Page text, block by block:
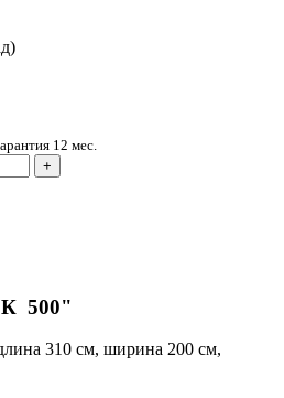
12 мес.
+
500"
310 см, ширина 200 см,